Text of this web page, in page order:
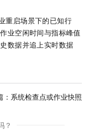
重启场景下的已知行
业空闲时间与指标峰值
数据并追上实时数据
系统检查点或作业快照
？